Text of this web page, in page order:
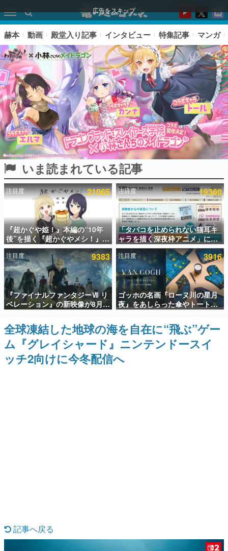
広告をスキップ
ピックアップ
電ファミのいま読まれている記事ランキング
アプリセール情報
インタビュー
連載・特集一覧
殿堂入り記事
SNS拡散数が数千以上！ ページビュー数万以上！ などな
ど。多くの人々に読まれた、電ファミ渾身の“殿堂入り”記
事をまとめました。
ゲームの企画書
名作ゲームクリエイターの方々に製作時のエピソードをお
聞きし、ヒットする企画（ゲーム）とは何か？を探ってい
きます。
『うつヌケ』『ペンと箸』等で知られるマンガ家・田中圭
赫本 動画 殿堂入り記事 インタビュー 特集記事 マンガ
いま読まれている記事
注目度 21065
『超かぐや姫！』本編の“10年
後”を描く『超かぐやメシ！』
Web連載決定。新たなWebマン
ガレーベル「ビビビコミック」
にて特別話が掲載スタート、あ
のお話には…まだ続きがある！
注目度 19360
「タバコを止められない猫耳キ
ャラを描く深夜枠アニメ」に視
聴者の一部から批判意見。違法
薬物の使用と思しき描写も含め
て、BPOが議論を交わす
注目度 9383
『ファイナルファンタジーⅦ リ
ベレーション』の新映像が8月
26日早朝に公開へ。『FF7』リ
メイクシリーズの完結編、
「gamescom」のオープニング
ナイトライブにてディレクター
の浜口直樹氏が登壇する予定
注目度 3916
ゴッホの名画『ローヌ川の星月
夜』をあしらった傘やトートバ
ッグなどが登場。8月7日21時よ
り2日間限定で予約販売
全球凍結した地球の海を自在に“飛ぶ”ゲー
ム『グレイシャード』ニンテンドースイ
ッチ2向けに今冬配信へ
記事へ戻る